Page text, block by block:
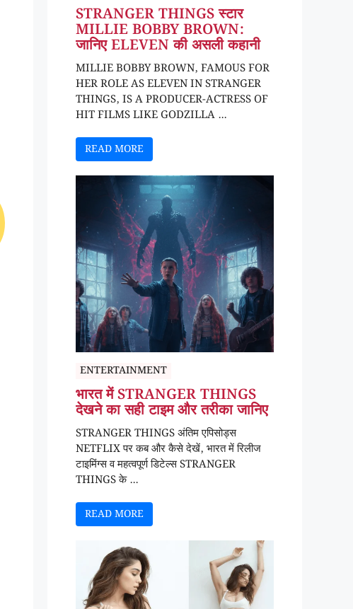
STRANGER THINGS स्टार
MILLIE BOBBY BROWN:
जानिए ELEVEN की असली कहानी
MILLIE BOBBY BROWN, FAMOUS FOR
HER ROLE AS ELEVEN IN STRANGER
THINGS, IS A PRODUCER-ACTRESS OF
HIT FILMS LIKE GODZILLA ...
READ MORE
ENTERTAINMENT
भारत में STRANGER THINGS
देखने का सही टाइम और तरीका जानिए
STRANGER THINGS अंतिम एपिसोड्स
NETFLIX पर कब और कैसे देखें, भारत में रिलीज
टाइमिंग्स व महत्वपूर्ण डिटेल्स STRANGER
THINGS के ...
READ MORE